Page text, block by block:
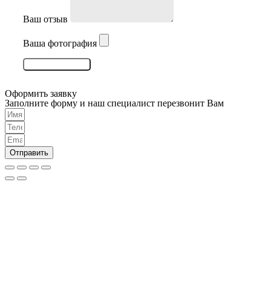
Ваш отзыв
Ваша фотография
Оформить заявку
Заполните форму и наш специалист перезвонит Вам
Отправить